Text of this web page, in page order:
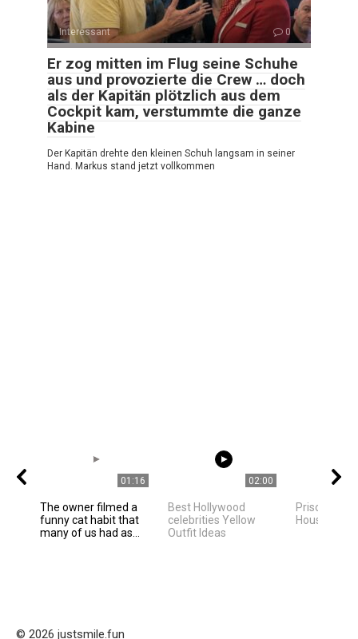
Interessant 0
Er zog mitten im Flug seine Schuhe
aus und provozierte die Crew … doch
als der Kapitän plötzlich aus dem
Cockpit kam, verstummte die ganze
Kabine
Der Kapitän drehte den kleinen Schuh langsam in seiner
Hand. Markus stand jetzt vollkommen
01:16
The owner filmed a
funny cat habit that
many of us had as...
02:00
Best Hollywood
celebrities Yellow
Outfit Ideas
Priscilla
House Tour
© 2026 justsmile.fun